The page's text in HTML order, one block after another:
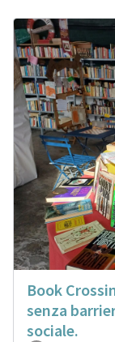
Book
senza
sociale.